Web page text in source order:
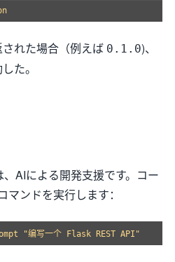
れた場合（例えば 0.1.0)、
た。
AIによる開発支援です。コー
マンドを実行します：